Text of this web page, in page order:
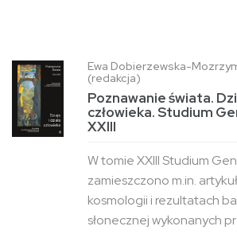
Ewa Dobierzewska-
(redakcja)
Poznawanie świata.
człowieka. Studium
XXIII
W tomie XXIII Studium
zamieszczono m.in.
kosmologii i rezultatach
słonecznej wykonanych